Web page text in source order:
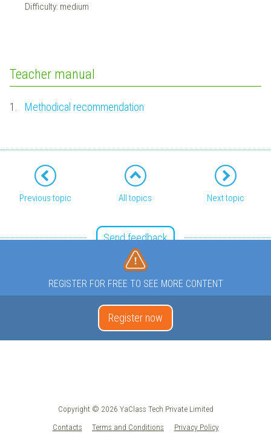
Difficulty: medium
Teacher manual
1. Methodical recommendation
Previous topic All topics Next topic
Send feedback
REGISTER FOR FREE TO SEE MORE CONTENT
Register now
Copyright © 2026 YaClass Tech Private Limited
Contacts
Terms and Conditions Privacy Policy